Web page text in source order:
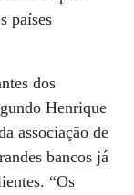
países
dos
Henrique
associação de
bancos já
“Os